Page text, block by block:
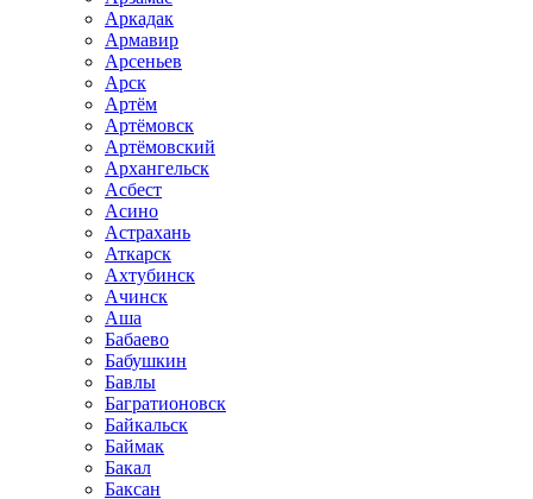
Аркадак
Армавир
Арсеньев
Арск
Артём
Артёмовск
Артёмовский
Архангельск
Асбест
Асино
Астрахань
Аткарск
Ахтубинск
Ачинск
Аша
Бабаево
Бабушкин
Бавлы
Багратионовск
Байкальск
Баймак
Бакал
Баксан